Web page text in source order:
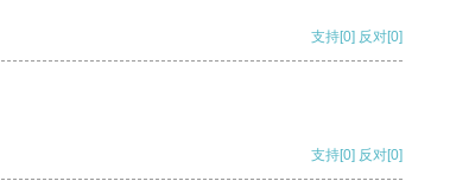
支持[0] 反对[0]
支持[0] 反对[0]